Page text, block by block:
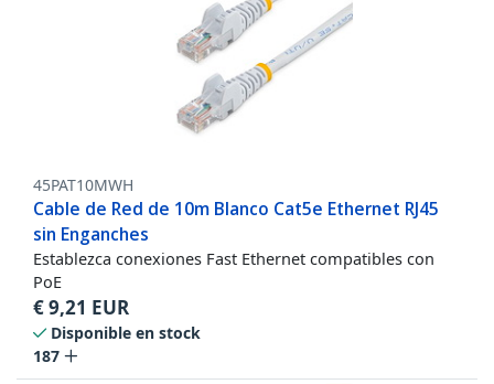
45PAT10MWH
Cable de Red de 10m Blanco Cat5e Ethernet RJ45
sin Enganches
Establezca conexiones Fast Ethernet compatibles con
PoE
€9,21 EUR
Disponible en stock
187